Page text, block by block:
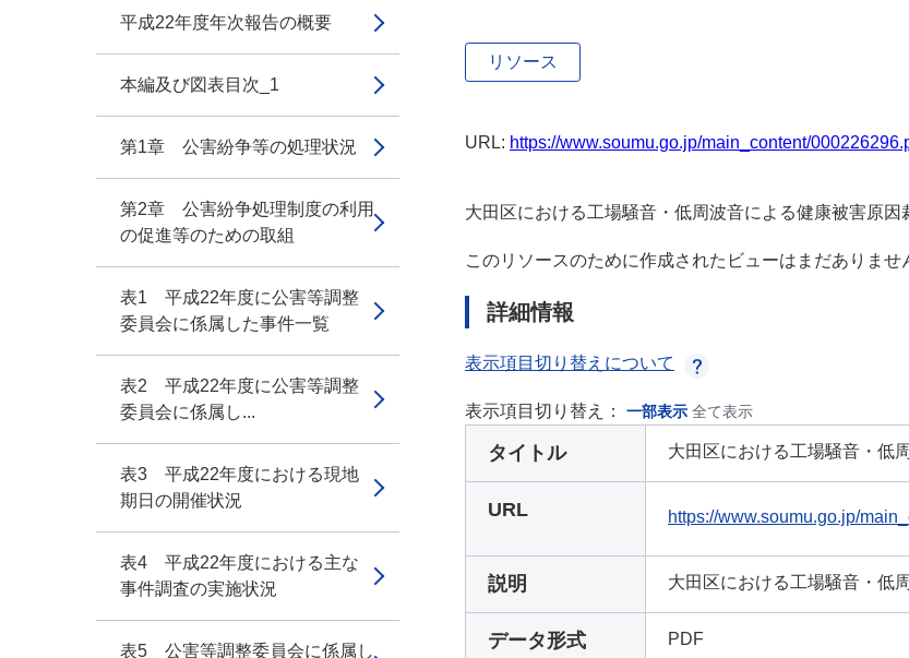
平成22年度年次報告の概要
本編及び図表目次_1
第1章 公害紛争等の処理状況
第2章 公害紛争処理制度の利用
の促進等のための取組
表1 平成22年度に公害等調整
委員会に係属した事件一覧
表2 平成22年度に公害等調整
委員会に係属し...
表3 平成22年度における現地
期日の開催状況
表4 平成22年度における主な
事件調査の実施状況
表5 公害等調整委員会に係属し
リソース
URL: https://www.soumu.go.jp/main_content/
大田区における工場騒音・低周波音による健康被害原因
このリソースのために作成されたビューはまだありませ
詳細情報
表示項目切り替えについて
表示項目切り替え： 一部表示 全て表示
タイトル 大田区における工場騒音・低
URL https://www.soumu.go.jp/
説明 大田区における工場騒音・低
データ形式 PDF